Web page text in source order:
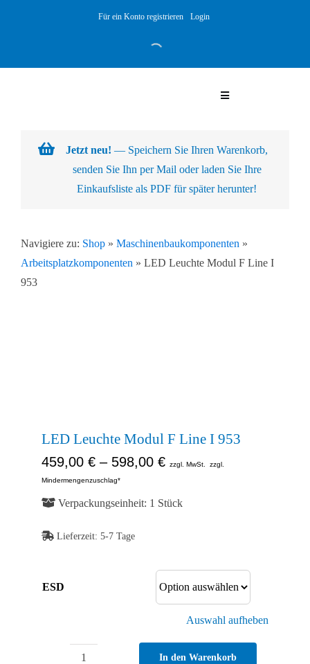
Für ein Konto registrieren Login
Toggle
Kundenlösungen
Jetzt neu! — Speichern Sie Ihren Warenkorb,
senden Sie Ihn per Mail oder laden Sie Ihre
Einkaufsliste als PDF für später herunter!
Navigiere zu: Shop» Maschinenbaukomponenten »
Arbeitsplatzkomponenten » LED Leuchte Modul F Line I
953
LED Leuchte Modul F Line I 953
459,00 € – 598,00 € zzgl. MwSt. zzgl.
Mindermengenzuschlag*
Verpackungseinheit: 1 Stück
Lieferzeit: 5-7 Tage
ESD
Auswahl aufheben
In den Warenkorb